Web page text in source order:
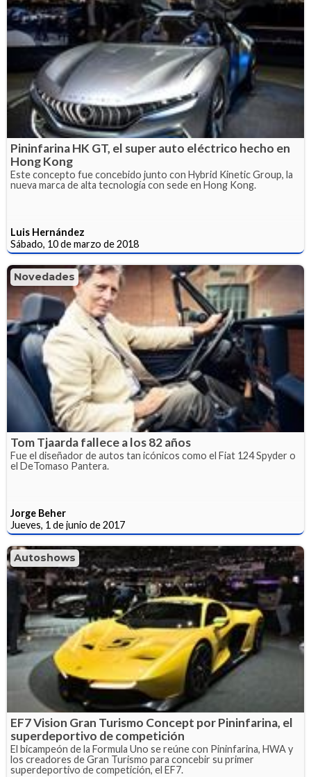
Pininfarina HK GT, el super auto eléctrico hecho en
Hong Kong
Este concepto fue concebido junto con Hybrid Kinetic Group, la
nueva marca de alta tecnología con sede en Hong Kong.
Luis Hernández
Sábado, 10 de marzo de 2018
Novedades
Tom Tjaarda fallece a los 82 años
Fue el diseñador de autos tan icónicos como el Fiat 124 Spyder o
el DeTomaso Pantera.
Jorge Beher
Jueves, 1 de junio de 2017
Autoshows
EF7 Vision Gran Turismo Concept por Pininfarina, el
superdeportivo de competición
El bicampeón de la Formula Uno se reúne con Pininfarina, HWA y
los creadores de Gran Turismo para concebir su primer
superdeportivo de competición, el EF7.